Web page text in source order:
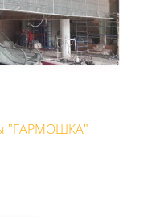
"ГАРМОШКА"